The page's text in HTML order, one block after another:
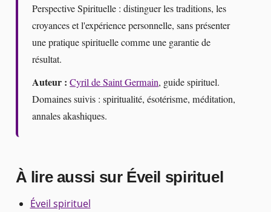
Perspective Spirituelle : distinguer les traditions, les
croyances et l'expérience personnelle, sans présenter
une pratique spirituelle comme une garantie de
résultat.
Auteur : Cyril de Saint Germain, guide spirituel.
Domaines suivis : spiritualité, ésotérisme, méditation,
annales akashiques.
À lire aussi sur Éveil spirituel
Éveil spirituel